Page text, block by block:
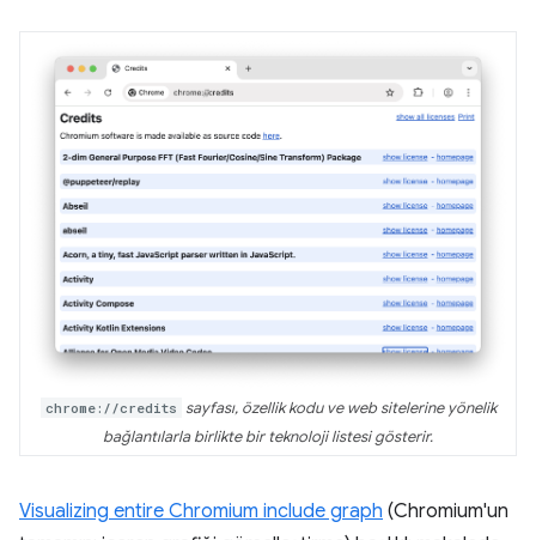
chrome://credits sayfası, özellik kodu ve web sitelerine yönelik
bağlantılarla birlikte bir teknoloji listesi gösterir.
Visualizing entire Chromium include graph (Chromium'un